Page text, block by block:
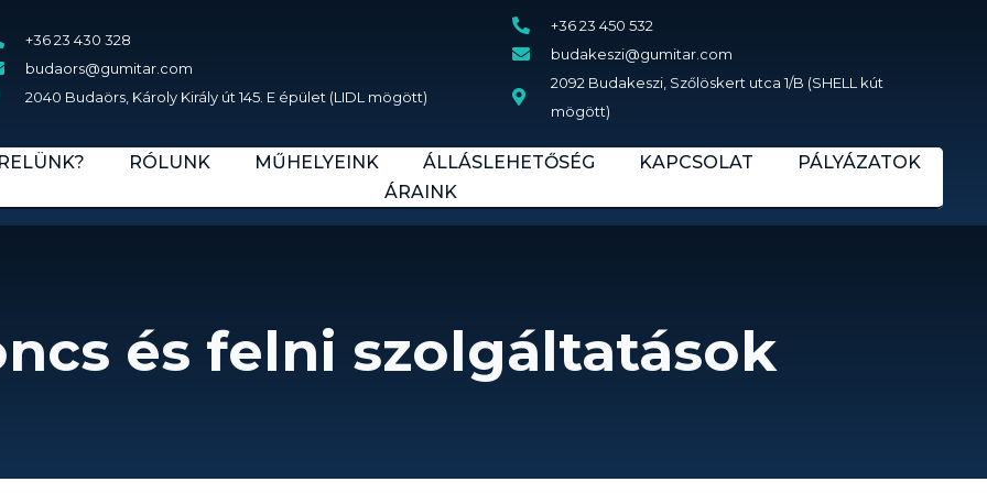
+36 23 430 328
budaors@gumitar.com
2040 Budaörs, Károly Király út 145. E épület (LIDL mögött)
+36 23 450 532
budakeszi@gumitar.com
2092 Budakeszi, Szőlöskert utca 1/B (SHELL kút
mögött)
RÓLUNK MŰHELYEINK ÁLLÁSLEHETŐSÉG KAPCSOLAT
PÁLYÁZATOK
ÁRAINK
és felni szolgáltatások